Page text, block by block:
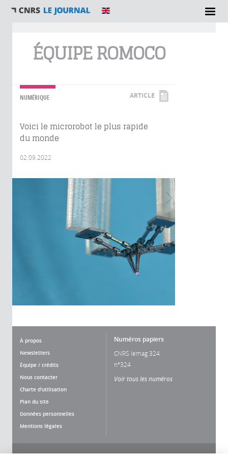
ÉQUIPE ROMOCO
NUMÉRIQUE ARTICLE
Voici le microrobot le plus rapide
du monde
02.09.2022
À propos
Newsletters
Équipe / crédits
Nous contacter
Charte d'utilisation
Plan du site
Données personnelles
Mentions légales
Numéros papiers
CNRS lemag 324
n°324
Voir tous les numéros